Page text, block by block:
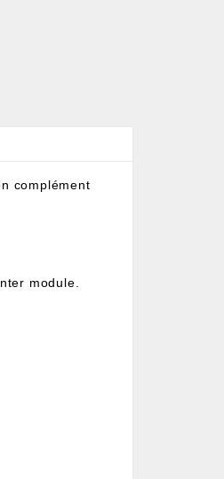
complément
module.